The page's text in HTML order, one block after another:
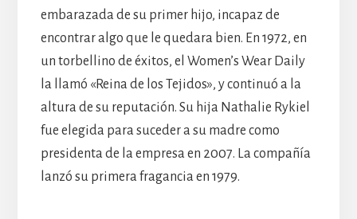
embarazada de su primer hijo, incapaz de
encontrar algo que le quedara bien. En 1972, en
un torbellino de éxitos, el Women’s Wear Daily
la llamó «Reina de los Tejidos», y continuó a la
altura de su reputación. Su hija Nathalie Rykiel
fue elegida para suceder a su madre como
presidenta de la empresa en 2007. La compañía
lanzó su primera fragancia en 1979.